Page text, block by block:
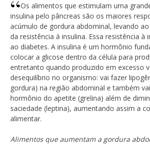
Os alimentos que estimulam uma
insulina pelo pâncreas são os maiores
acúmulo de gordura abdominal, levando
da resistência à insulina. Essa resistência à
ao diabetes. A insulina é um hormônio
colocar a glicose dentro da célula para
entretanto quando produzido em excesso
desequilíbrio no organismo: vai fazer
gordura) na região abdominal e também
hormônio do apetite (grelina) além de
saciedade (leptina), aumentando assim a
alimentar.
Alimentos que aumentam a gordura